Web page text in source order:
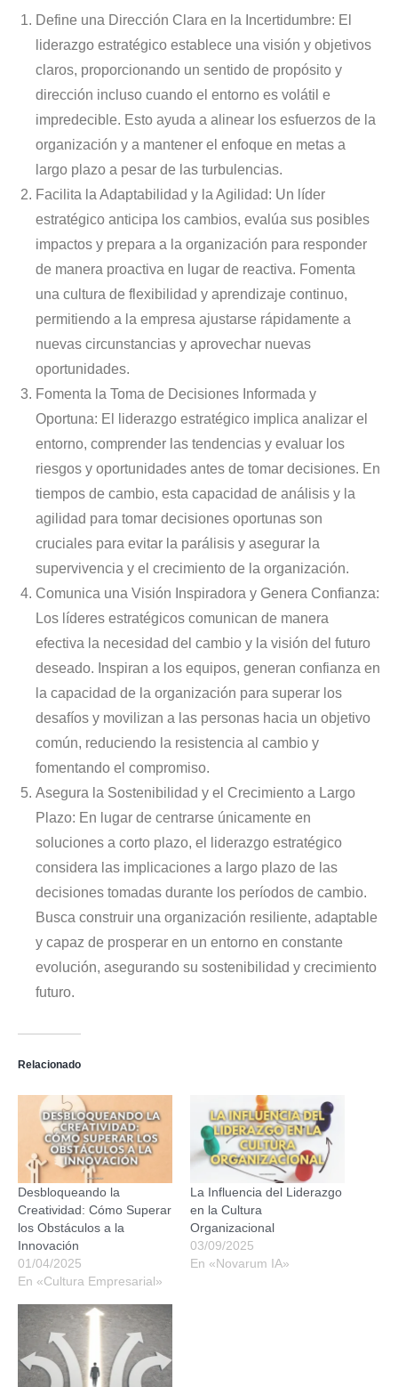
Define una Dirección Clara en la Incertidumbre: El
liderazgo estratégico establece una visión y objetivos
claros, proporcionando un sentido de propósito y
dirección incluso cuando el entorno es volátil e
impredecible. Esto ayuda a alinear los esfuerzos de la
organización y a mantener el enfoque en metas a
largo plazo a pesar de las turbulencias.
Facilita la Adaptabilidad y la Agilidad: Un líder
estratégico anticipa los cambios, evalúa sus posibles
impactos y prepara a la organización para responder
de manera proactiva en lugar de reactiva. Fomenta
una cultura de flexibilidad y aprendizaje continuo,
permitiendo a la empresa ajustarse rápidamente a
nuevas circunstancias y aprovechar nuevas
oportunidades.
Fomenta la Toma de Decisiones Informada y
Oportuna: El liderazgo estratégico implica analizar el
entorno, comprender las tendencias y evaluar los
riesgos y oportunidades antes de tomar decisiones. En
tiempos de cambio, esta capacidad de análisis y la
agilidad para tomar decisiones oportunas son
cruciales para evitar la parálisis y asegurar la
supervivencia y el crecimiento de la organización.
Comunica una Visión Inspiradora y Genera Confianza:
Los líderes estratégicos comunican de manera
efectiva la necesidad del cambio y la visión del futuro
deseado. Inspiran a los equipos, generan confianza en
la capacidad de la organización para superar los
desafíos y movilizan a las personas hacia un objetivo
común, reduciendo la resistencia al cambio y
fomentando el compromiso.
Asegura la Sostenibilidad y el Crecimiento a Largo
Plazo: En lugar de centrarse únicamente en
soluciones a corto plazo, el liderazgo estratégico
considera las implicaciones a largo plazo de las
decisiones tomadas durante los períodos de cambio.
Busca construir una organización resiliente, adaptable
y capaz de prosperar en un entorno en constante
evolución, asegurando su sostenibilidad y crecimiento
futuro.
Relacionado
Desbloqueando la
Creatividad: Cómo Superar
los Obstáculos a la
Innovación
01/04/2025
En «Cultura Empresarial»
La Influencia del Liderazgo
en la Cultura
Organizacional
03/09/2025
En «Novarum IA»